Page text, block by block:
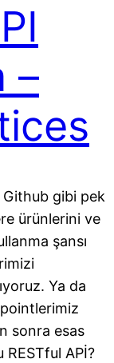
–
gibi pek
ürünlerini ve
şansı
Ya da
sonra esas
RESTful APİ?